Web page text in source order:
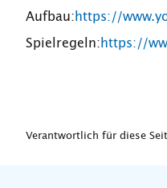
Aufbau: https://
Spielregeln: https://
Verantwortlich für diese